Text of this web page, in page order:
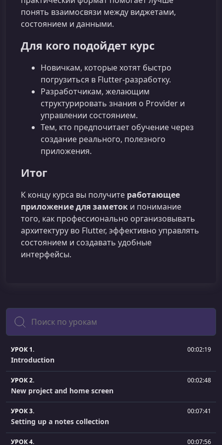
понять взаимосвязи между виджетами,
состоянием и данными.
Для кого подойдет курс
Новичкам, которые хотят быстро
погрузиться в Flutter-разработку.
Разработчикам, желающим
структурировать знания о Provider и
управлении состоянием.
Тем, кто предпочитает обучение через
создание реального, полезного
приложения.
Итог
К концу курса вы получите работающее
приложение для заметок и понимание
того, как профессионально организовывать
архитектуру во Flutter, эффективно управлять
состоянием и создавать удобные
интерфейсы.
Поиск
УРОК 1. 00:02:19
Introduction
УРОК 2. 00:02:48
New project and home screen
УРОК 3. 00:07:41
Setting up a notes collection
УРОК 4. 00:07:56